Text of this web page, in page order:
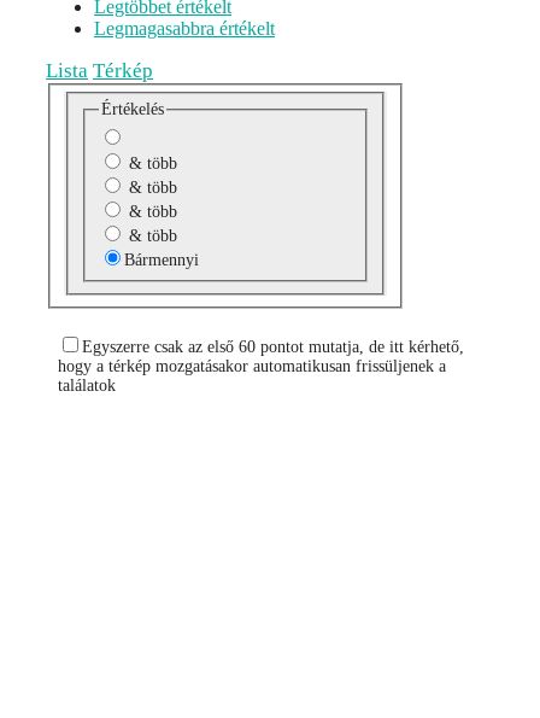
Legtöbbet értékelt
Legmagasabbra értékelt
Lista Térkép
Értékelés
& több
& több
& több
& több
Bármennyi
Egyszerre csak az első 60 pontot mutatja, de itt kérhető,
hogy a térkép mozgatásakor automatikusan frissüljenek a
találatok